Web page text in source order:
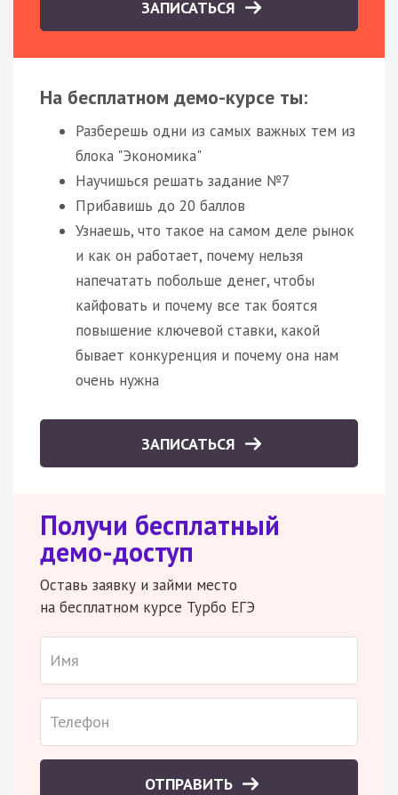
ЗАПИСАТЬСЯ
На бесплатном демо-курсе ты:
Разберешь одни из самых важных тем из
блока "Экономика"
Научишься решать задание №7
Прибавишь до 20 баллов
Узнаешь, что такое на самом деле рынок
и как он работает, почему нельзя
напечатать побольше денег, чтобы
кайфовать и почему все так боятся
повышение ключевой ставки, какой
бывает конкуренция и почему она нам
очень нужна
ЗАПИСАТЬСЯ
Получи бесплатный
демо-доступ
Оставь заявку и займи место
на бесплатном курсе Турбо ЕГЭ
ОТПРАВИТЬ